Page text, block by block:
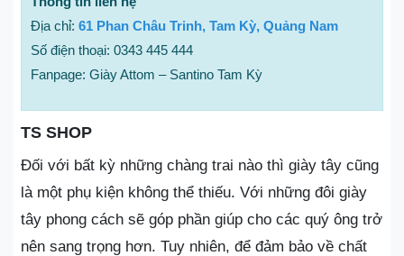
Địa chỉ: 61 Phan Châu Trinh, Tam Kỳ, Quảng Nam
Số điện thoại: 0343 445 444
Fanpage: Giày Attom – Santino Tam Kỳ
TS SHOP
Đối với bất kỳ những chàng trai nào thì giày tây cũng
là một phụ kiện không thể thiếu. Với những đôi giày
tây phong cách sẽ góp phần giúp cho các quý ông trở
nên sang trọng hơn. Tuy nhiên, để đảm bảo về chất